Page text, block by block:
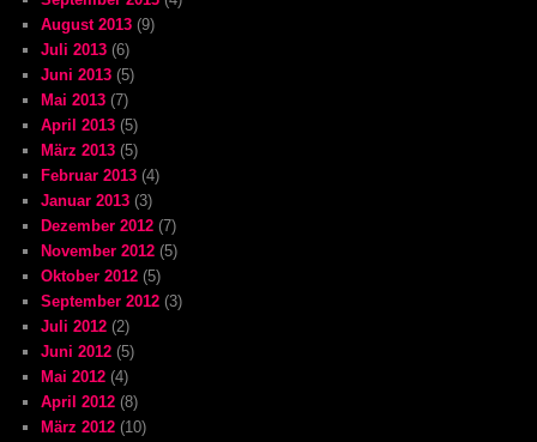
August 2013 (9)
Juli 2013 (6)
Juni 2013 (5)
Mai 2013 (7)
April 2013 (5)
März 2013 (5)
Februar 2013 (4)
Januar 2013 (3)
Dezember 2012 (7)
November 2012 (5)
Oktober 2012 (5)
September 2012 (3)
Juli 2012 (2)
Juni 2012 (5)
Mai 2012 (4)
April 2012 (8)
März 2012 (10)